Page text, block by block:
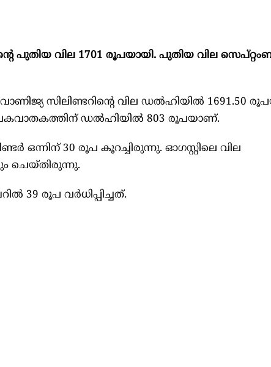
പുതിയ വില 1701 രൂപയായി. പുതിയ വില
സിലിണ്ടറിന്റെ വില ഡൽഹിയിൽ 1691.50
ഡൽഹിയിൽ 803 രൂപയാണ്.
ഒന്നിന് 30 രൂപ കൂറച്ചിരുന്നു. ഓഗസ്റ്റിലെ വില
ചെയ്തിരുന്നു.
39 രൂപ വർധിപ്പിച്ചത്.